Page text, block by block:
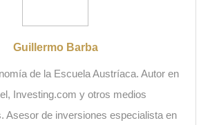
Guillermo Barba
de la Escuela Austríaca. Autor en
Investing.com y otros medios
Asesor de inversiones especialista en